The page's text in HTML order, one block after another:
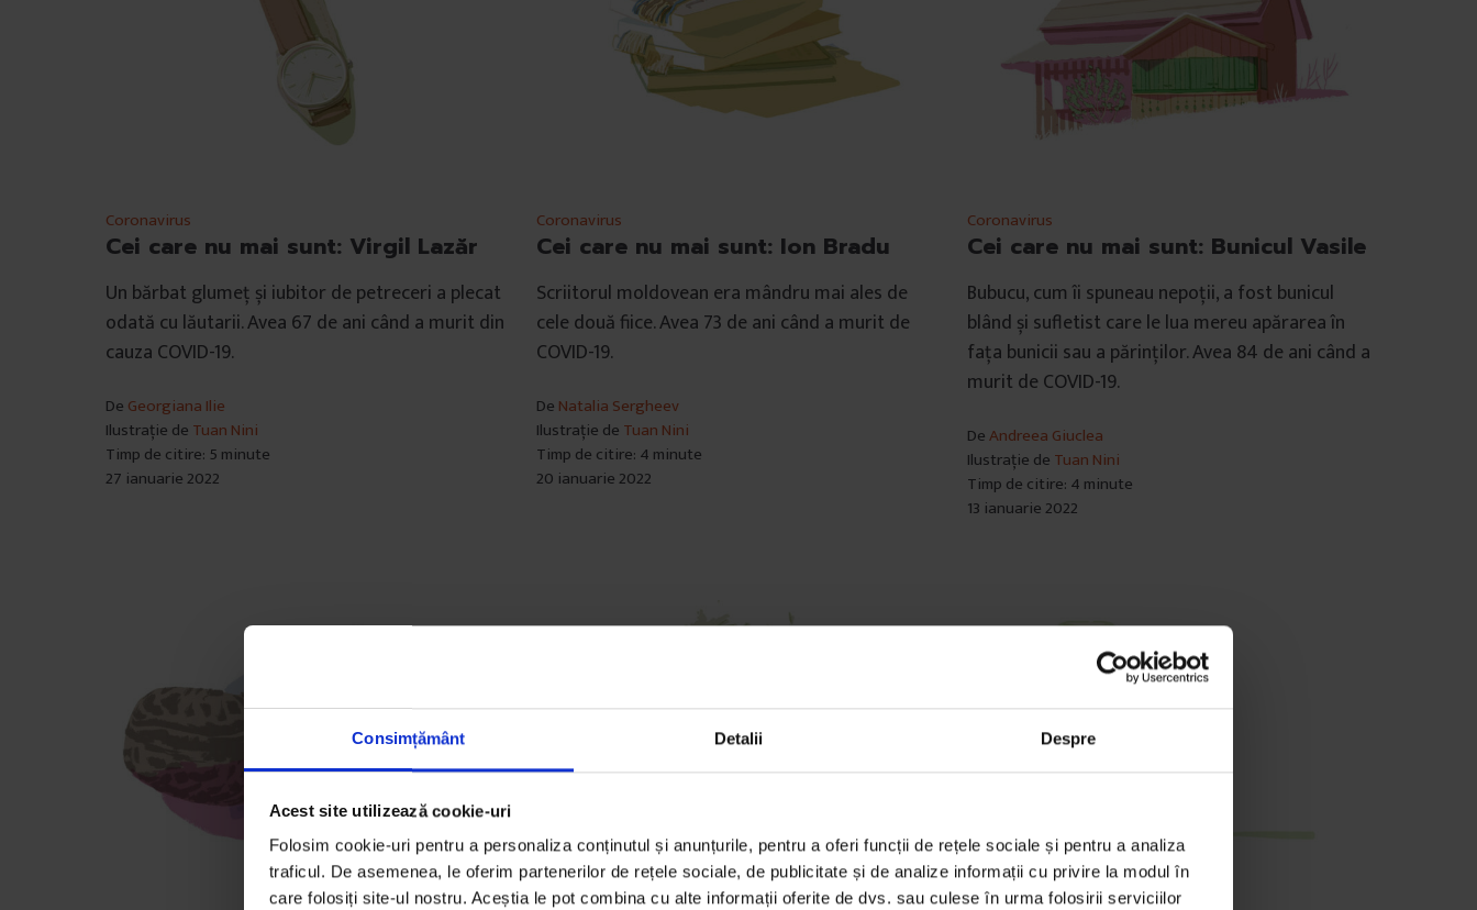
Consimțământ Detalii Despre
Acest site utilizează cookie-uri
Folosim cookie-uri pentru a personaliza conținutul și anunțurile, pentru a oferi funcții de rețele sociale și pentru a analiza
traficul. De asemenea, le oferim partenerilor de rețele sociale, de publicitate și de analize informații cu privire la modul în
care folosiți site-ul nostru. Aceștia le pot combina cu alte informații oferite de dvs. sau culese în urma folosirii serviciilor
Coronavirus
Cei care nu mai sunt: Virgil Lazăr
Un bărbat glumeț și iubitor de petreceri a plecat
odată cu lăutarii. Avea 67 de ani când a murit din
cauza COVID-19.
De Georgiana Ilie
Ilustrație de Tuan Nini
Timp de citire: 5 minute
27 ianuarie 2022
Coronavirus
Cei care nu mai sunt: Ion Bradu
Scriitorul moldovean era mândru mai ales de
cele două fiice. Avea 73 de ani când a murit de
COVID-19.
De Natalia Sergheev
Ilustrație de Tuan Nini
Timp de citire: 4 minute
20 ianuarie 2022
Coronavirus
Cei care nu mai sunt: Bunicul Vasile
Bubucu, cum îi spuneau nepoții, a fost bunicul
blând și sufletist care le lua mereu apărarea în
fața bunicii sau a părinților. Avea 84 de ani când a
murit de COVID-19.
DeAndreea Giuclea
Ilustrație de Tuan Nini
Timp de citire: 4 minute
13 ianuarie 2022